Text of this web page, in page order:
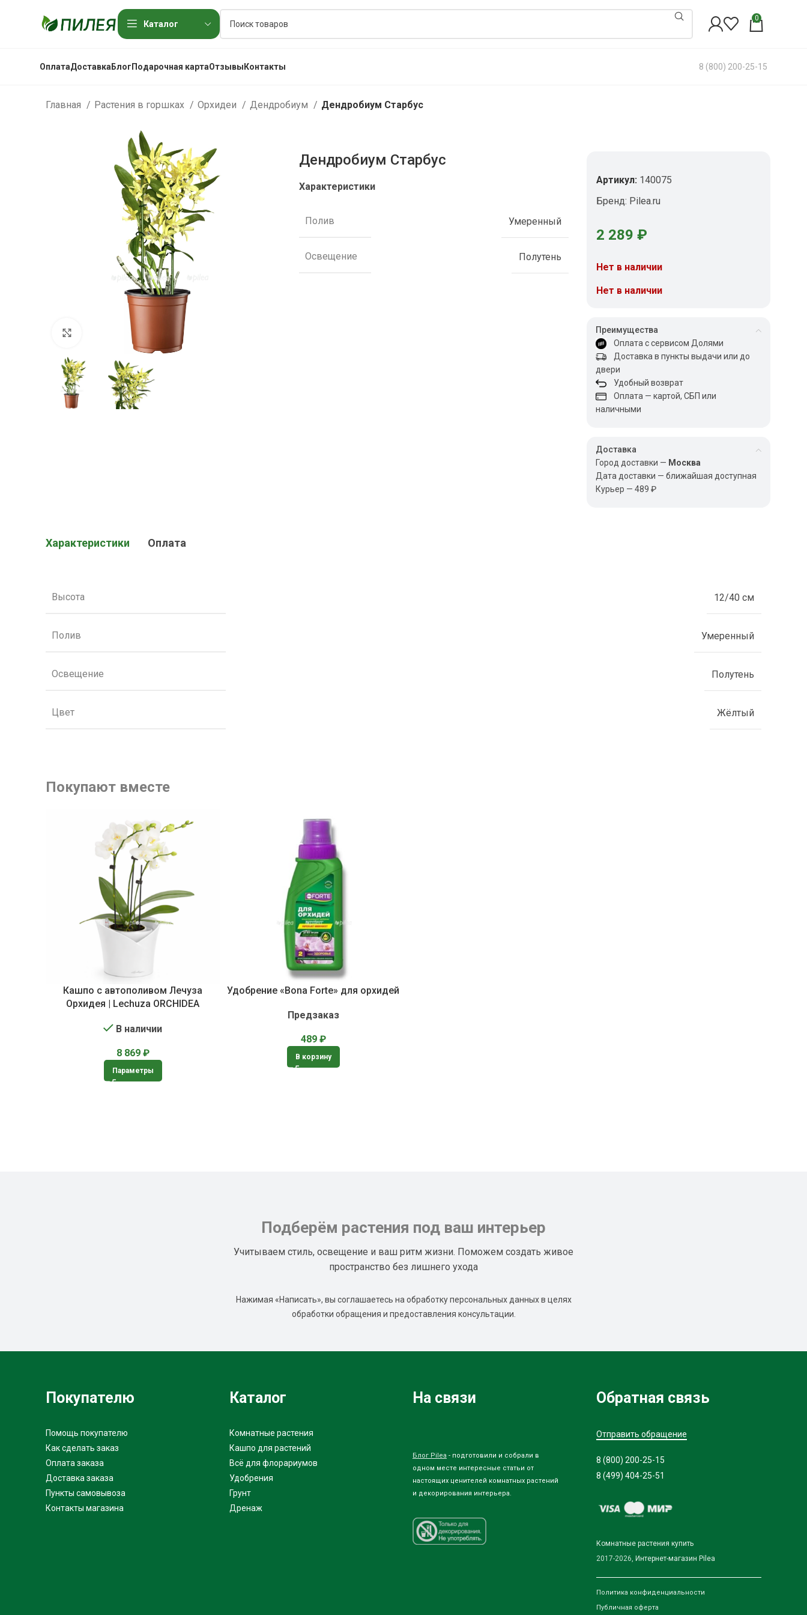
Каталог
0
ОплатаДоставка Блог Подарочная картаОтзывы Контакты 8 (800) 200-25-15
Главная Растения в горшках Орхидеи Дендробиум Дендробиум Старбус
Нажмите, чтобы увеличить
Дендробиум Старбус
Характеристики
Полив Умеренный
Освещение Полутень
Артикул: 140075
Бренд: Pilea.ru
2 289₽
Нет в наличии
Нет в наличии
Преимущества
Оплата с сервисом Долями
Доставка в пункты выдачи или до
двери
Удобный возврат
Оплата — картой, СБП или
наличными
Доставка
Город доставки — Москва
Дата доставки — ближайшая доступная
Курьер — 489 ₽
Характеристики Оплата
Высота 12/40 см
Полив Умеренный
Освещение Полутень
Цвет Жёлтый
Покупают вместе
Кашпо с автополивом Лечуза
Орхидея | Lechuza ORCHIDEA
В наличии
8 869 ₽
Параметры
Удобрение «Bona Forte» для орхидей
Предзаказ
489 ₽
В корзину
Подберём растения под ваш интерьер
Учитываем стиль, освещение и ваш ритм жизни. Поможем создать живое
пространство без лишнего ухода
Нажимая «Написать», вы соглашаетесь на обработку персональных данных в целях
обработки обращения и предоставления консультации.
Покупателю
Помощь покупателю
Как сделать заказ
Оплата заказа
Доставка заказа
Пункты самовывоза
Контакты магазина
Каталог
Комнатные растения
Кашпо для растений
Всё для флорариумов
Удобрения
Грунт
Дренаж
На связи
Блог Pilea - подготовили и собрали в
одном месте интересные статьи от
настоящих ценителей комнатных растений
и декорирования интерьера.
Обратная связь
Отправить обращение
8 (800) 200-25-15
8 (499) 404-25-51
Комнатные растения купить
2017-2026, Интернет-магазин Pilea
Политика конфиденциальности
Публичная оферта